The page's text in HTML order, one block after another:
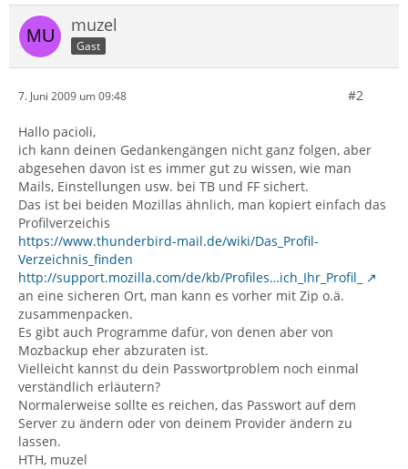
muzel
Gast
7. Juni 2009 um 09:48 #2
Hallo pacioli,
ich kann deinen Gedankengängen nicht ganz folgen, aber
abgesehen davon ist es immer gut zu wissen, wie man
Mails, Einstellungen usw. bei TB und FF sichert.
Das ist bei beiden Mozillas ähnlich, man kopiert einfach das
Profilverzeichis
https://www.thunderbird-mail.de/wiki/Das_Profil-
Verzeichnis_finden
http://support.mozilla.com/de/kb/Profiles…ich_Ihr_Profil_
an eine sicheren Ort, man kann es vorher mit Zip o.ä.
zusammenpacken.
Es gibt auch Programme dafür, von denen aber von
Mozbackup eher abzuraten ist.
Vielleicht kannst du dein Passwortproblem noch einmal
verständlich erläutern?
Normalerweise sollte es reichen, das Passwort auf dem
Server zu ändern oder von deinem Provider ändern zu
lassen.
HTH, muzel